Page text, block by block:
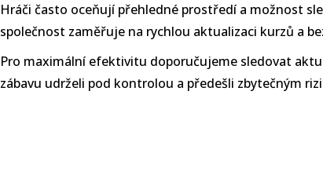
Hráči často oceňují přehledné prostředí a možnost
společnost zaměřuje na rychlou aktualizaci kurzů a
Pro maximální efektivitu doporučujeme sledovat
zábavu udrželi pod kontrolou a předešli zbytečným